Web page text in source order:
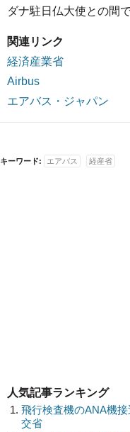
ダナ駐日仏大使との間
関連リンク
経済産業省
Airbus
エアバス・ジャパン
キーワード: エアバス 経産省
人気記事ランキング
飛行検査機のANA機
交省